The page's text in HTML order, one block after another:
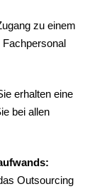
zu einem
Fachpersonal
erhalten eine
bei allen
Outsourcing